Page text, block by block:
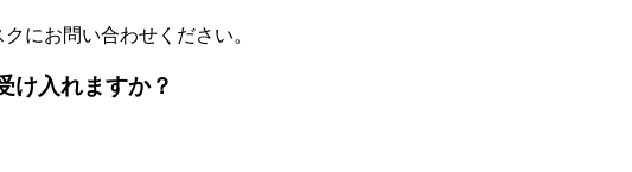
にお問い合わせください。
け入れますか？